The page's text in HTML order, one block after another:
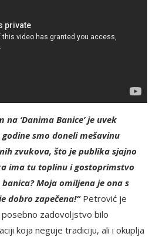
na ‘Danima Banice’ je uvek
smo doneli mešavinu
zvukova, što je publika sjajno
ima tu toplinu i gostoprimstvo
Moja omiljena je ona s
dobro zapečena!“Petrović je
zadovoljstvo bilo
koja neguje tradiciju, ali i okuplja